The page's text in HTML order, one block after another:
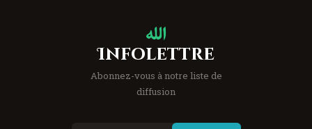
Infolettre
Abonnez-vous à notre liste de
diffusion